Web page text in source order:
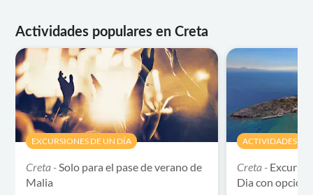
Actividades populares en Creta
EXCURSIONES DE UN DÍA
Creta -Solo para el pase de verano de
Malia
ACTIVIDADES
Creta -
Dia con opción